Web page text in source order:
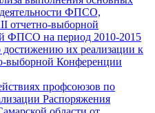
ФПСО,
отчетно-выборной
ФПСО на период 2010-2015
достижению их реализации к
выборной Конференции
профсоюзов по
Распоряжения